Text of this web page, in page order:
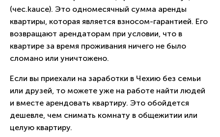
(чес.kauce). Это одномесячный сумма аренды
квартиры, которая является взносом-гарантией. Его
возвращают арендаторам при условии, что в
квартире за время проживания ничего не было
сломано или уничтожено.
Если вы приехали на заработки в Чехию без семьи
или друзей, то можете уже на работе найти людей
и вместе арендовать квартиру. Это обойдется
дешевле, чем снимать комнату в общежитии или
целую квартиру.